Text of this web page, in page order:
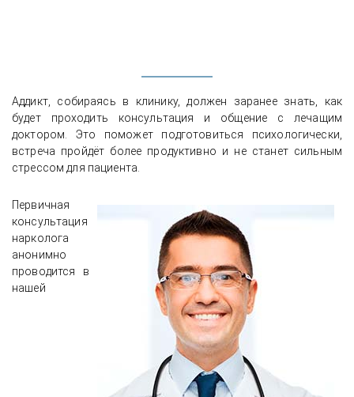
Аддикт, собираясь в клинику, должен заранее знать, как
будет проходить консультация и общение с лечащим
доктором. Это поможет подготовиться психологически,
встреча пройдёт более продуктивно и не станет сильным
стрессом для пациента.
Первичная
консультация
нарколога
анонимно
проводится в
нашей